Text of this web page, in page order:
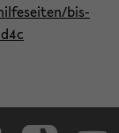
bis-